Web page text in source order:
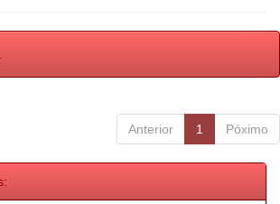
Anterior 1 Póximo